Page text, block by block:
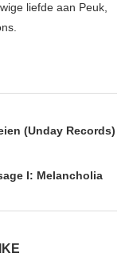
liefde aan Peuk,
(Unday Records)
I: Melancholia